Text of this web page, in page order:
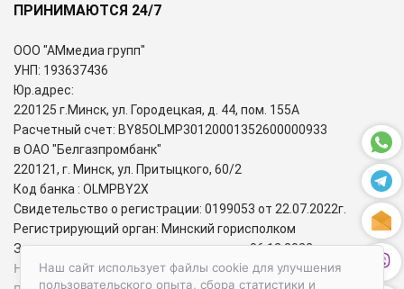
Наш сайт использует файлы cookie для улучшения
пользовательского опыта, сбора статистики и
ПРИНИМАЮТСЯ 24/7
ООО "АМмедиа групп"
УНП: 193637436
Юр.адрес:
220125 г.Минск, ул. Городецкая, д. 44, пом. 155А
Расчетный счет: BY85OLMP30120001352600000933
в ОАО "Белгазпромбанк"
220121, г. Минск, ул. Притыцкого, 60/2
Код банка : OLMPBY2X
Свидетельство о регистрации: 0199053 от 22.07.2022г.
Регистрирующий орган: Минский горисполком
Зарегистрирован в торговом реестре: 06.12.2022г.
Номера городских телефонов уполномоченных по защите